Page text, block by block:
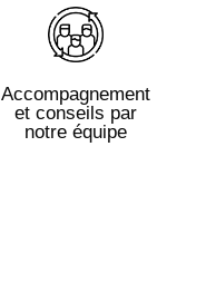
Accompagnement
et conseils par
notre équipe